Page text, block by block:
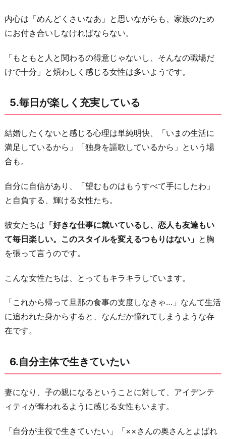
内心は「めんどくさいなあ」と思いながらも、家族のため
にお付き合いしなければならない。
「もともと人と関わるの得意じゃないし、そんなの職場だ
けで十分」と煩わしく感じる女性は多いようです。
5.毎日が楽しく充実している
結婚したくないと感じる心理は単純明快、「いまの生活に
満足しているから」「独身を謳歌しているから」という場
合も。
自分に自信があり、「望むものはもうすべて手にしたわ」
と自負する、輝ける女性たち。
彼女たちは 「好きな仕事に就いているし、恋人も友達もい
て毎日楽しい。 このスタイルを変えるつもりはない」 と胸
を張って言うのです。
こんな女性たちは、とってもキラキラしています。
「これから帰って旦那の食事の支度しなきゃ…」なんて生活
に追われた身からすると、なんだか憧れてしまうような存
在です。
6.自分主体で生きていたい
妻になり、子の親になるということに対して、アイデンテ
ィティが奪われるように感じる女性もいます。
「自分が主役で生きていたい」「××さんの奥さんとよばれ